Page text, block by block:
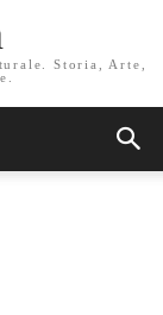
Storia, Arte,